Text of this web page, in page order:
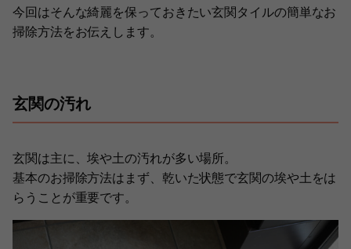
今回はそんな綺麗を保っておきたい玄関タイルの簡単なお
掃除方法をお伝えします。
玄関の汚れ
玄関は主に、埃や土の汚れが多い場所。
基本のお掃除方法はまず、乾いた状態で玄関の埃や土をは
らうことが重要です。